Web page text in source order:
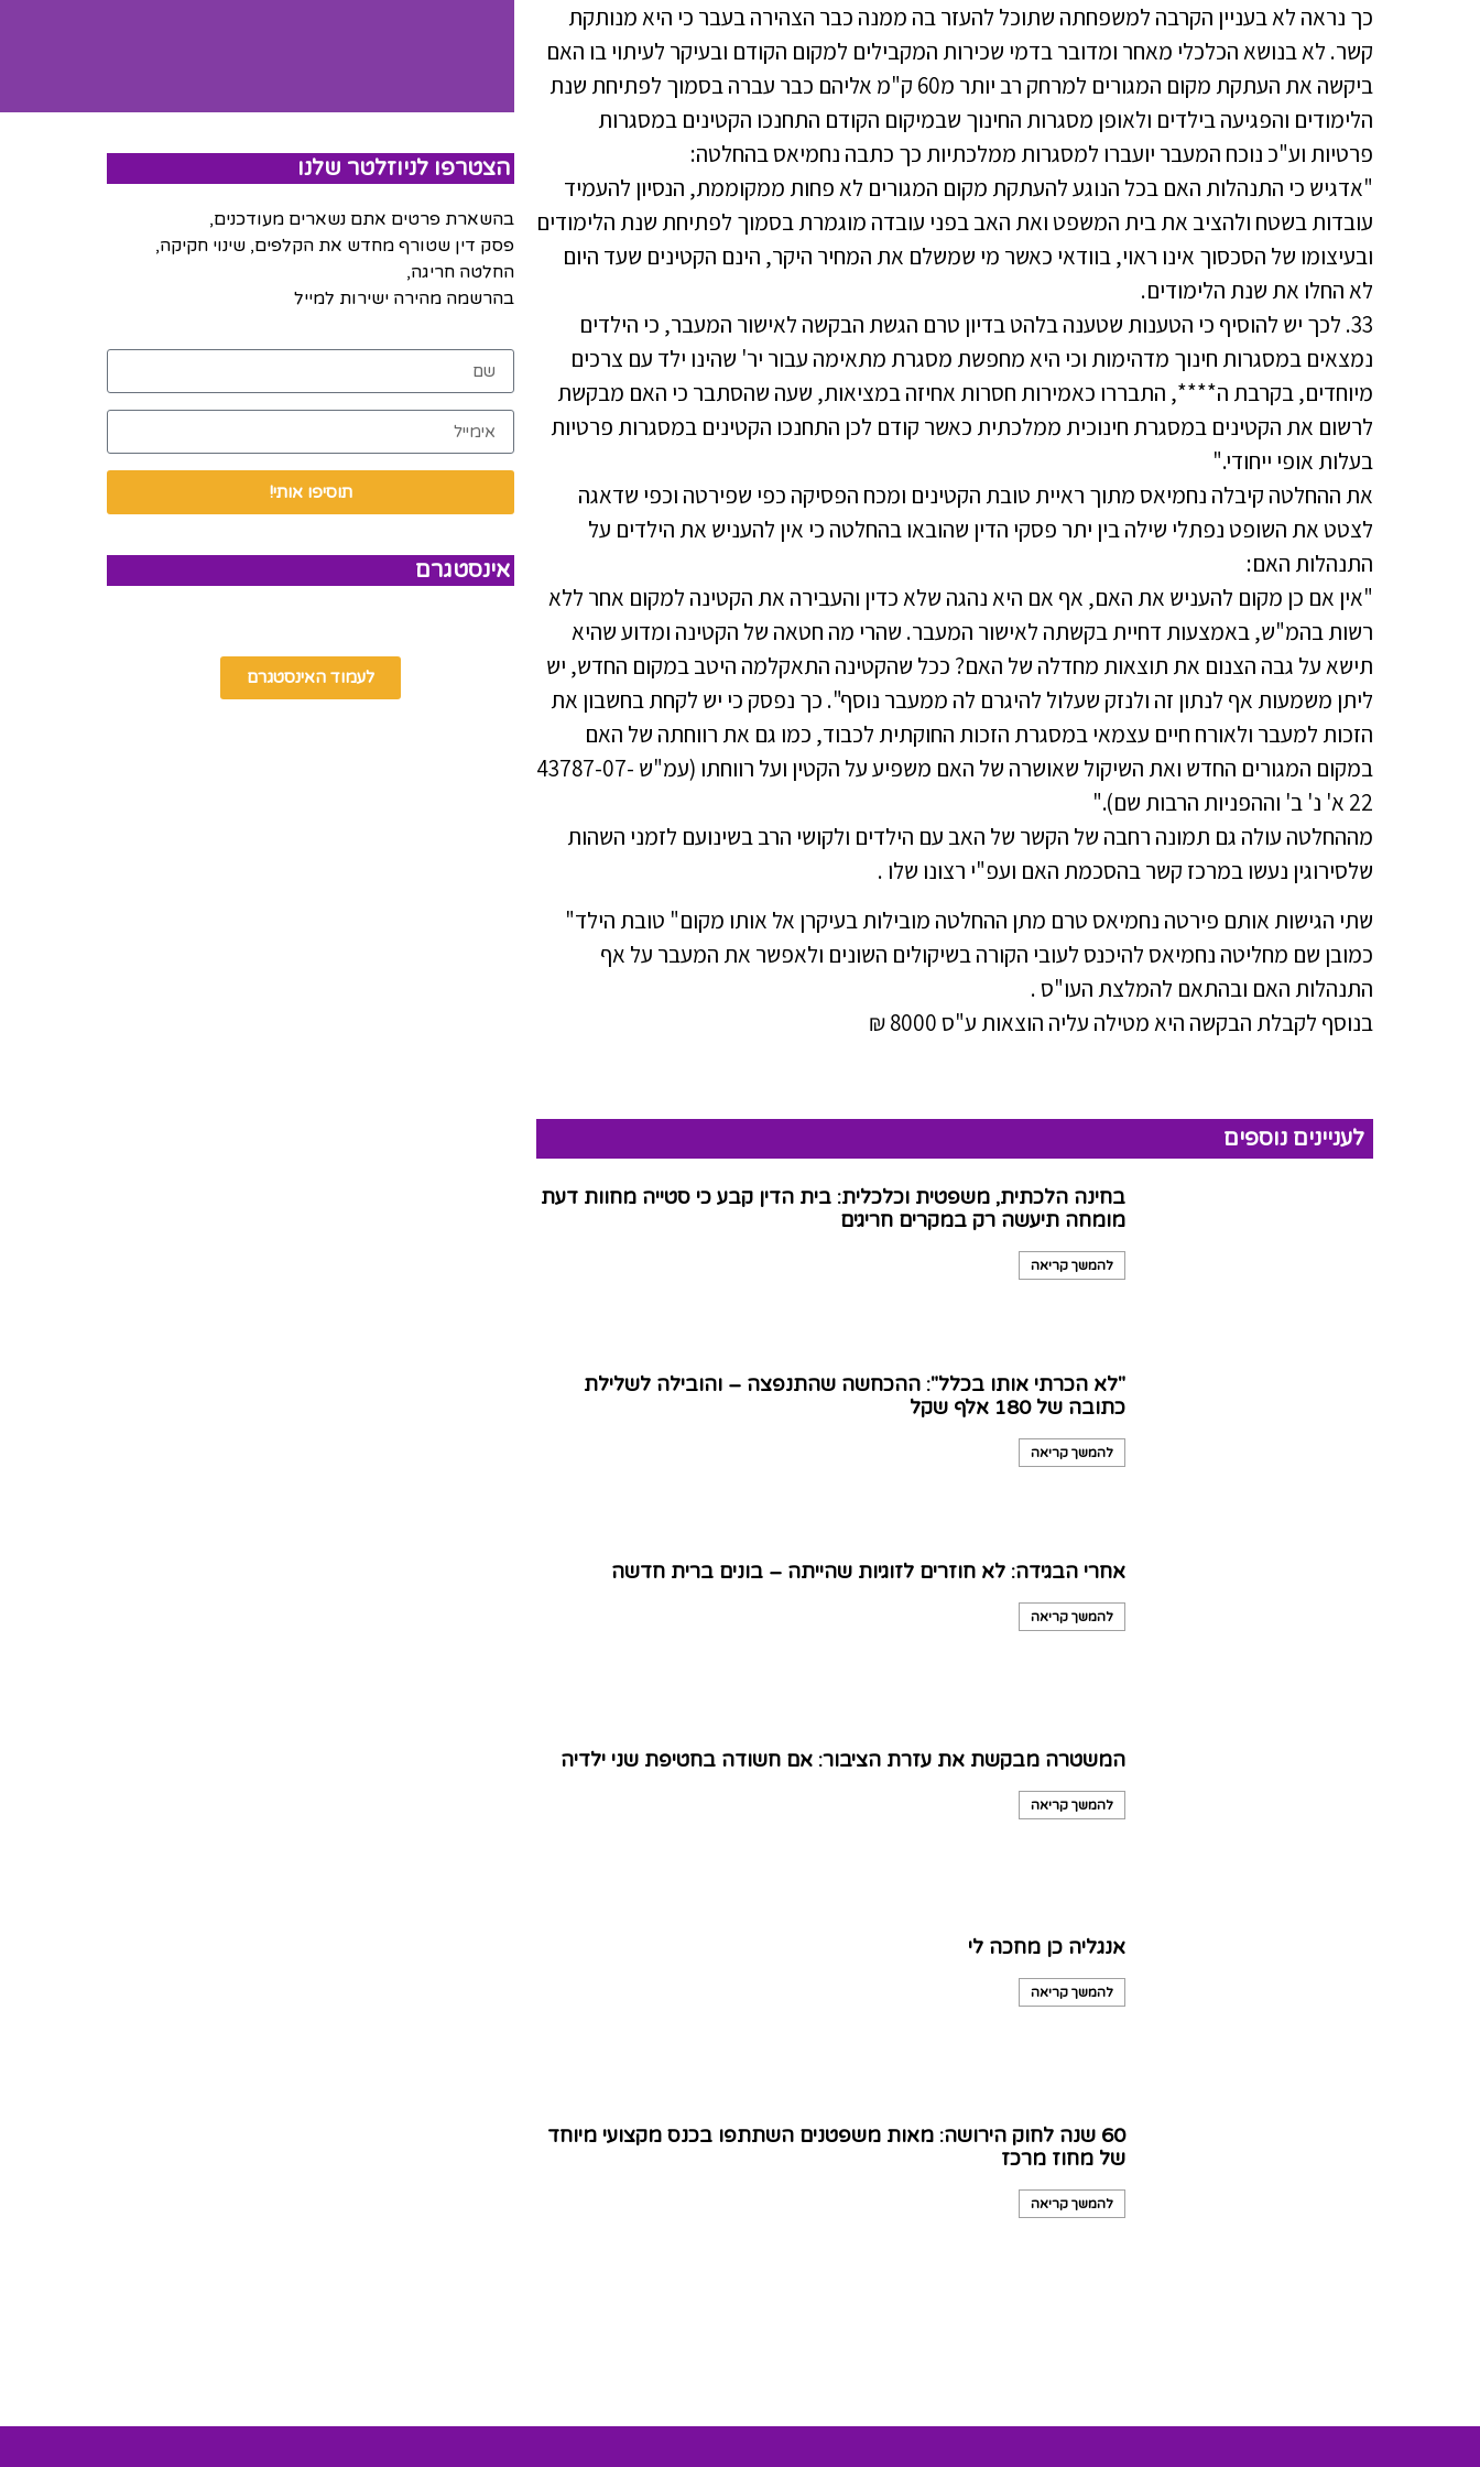
כך נראה לא בעניין הקרבה למשפחתה שתוכל להעזר בה ממנה כבר הצהירה בעבר כי היא מנותקת
קשר. לא בנושא הכלכלי מאחר ומדובר בדמי שכירות המקבילים למקום הקודם ובעיקר לעיתוי בו האם
ביקשה את העתקת מקום המגורים למרחק רב יותר מ60 ק"מ אליהם כבר עברה בסמוך לפתיחת שנת
הלימודים והפגיעה בילדים ולאופן מסגרות החינוך שבמיקום הקודם התחנכו הקטינים במסגרות
פרטיות וע"כ נוכח המעבר יועברו למסגרות ממלכתיות כך כתבה נחמיאס בהחלטה:
"אדגיש כי התנהלות האם בכל הנוגע להעתקת מקום המגורים לא פחות ממקוממת, הנסיון להעמיד
עובדות בשטח ולהציב את בית המשפט ואת האב בפני עובדה מוגמרת בסמוך לפתיחת שנת הלימודים
ובעיצומו של הסכסוך אינו ראוי, בוודאי כאשר מי שמשלם את המחיר היקר, הינם הקטינים שעד היום
לא החלו את שנת הלימודים.
33. לכך יש להוסיף כי הטענות שטענה בלהט בדיון טרם הגשת הבקשה לאישור המעבר, כי הילדים
נמצאים במסגרות חינוך מדהימות וכי היא מחפשת מסגרת מתאימה עבור יר' שהינו ילד עם צרכים
מיוחדים, בקרבת ה****, התבררו כאמירות חסרות אחיזה במציאות, שעה שהסתבר כי האם מבקשת
לרשום את הקטינים במסגרת חינוכית ממלכתית כאשר קודם לכן התחנכו הקטינים במסגרות פרטיות
בעלות אופי ייחודי."
את ההחלטה קיבלה נחמיאס מתוך ראיית טובת הקטינים ומכח הפסיקה כפי שפירטה וכפי שדאגה
לצטט את השופט נפתלי שילה בין יתר פסקי הדין שהובאו בהחלטה כי אין להעניש את הילדים על
התנהלות האם:
"אין אם כן מקום להעניש את האם, אף אם היא נהגה שלא כדין והעבירה את הקטינה למקום אחר ללא
רשות בהמ"ש, באמצעות דחיית בקשתה לאישור המעבר. שהרי מה חטאה של הקטינה ומדוע שהיא
תישא על גבה הצנום את תוצאות מחדלה של האם? ככל שהקטינה התאקלמה היטב במקום החדש, יש
ליתן משמעות אף לנתון זה ולנזק שעלול להיגרם לה ממעבר נוסף". כך נפסק כי יש לקחת בחשבון את
הזכות למעבר ולאורח חיים עצמאי במסגרת הזכות החוקתית לכבוד, כמו גם את רווחתה של האם
במקום המגורים החדש ואת השיקול שאושרה של האם משפיע על הקטין ועל רווחתו (עמ"ש 43787-07-
22 א' נ' ב' וההפניות הרבות שם)."
מההחלטה עולה גם תמונה רחבה של הקשר של האב עם הילדים ולקושי הרב בשינועם לזמני השהות
שלסירוגין נעשו במרכז קשר בהסכמת האם ועפ"י רצונו שלו .
שתי הגישות אותם פירטה נחמיאס טרם מתן ההחלטה מובילות בעיקרן אל אותו מקום" טובת הילד"
כמובן שם מחליטה נחמיאס להיכנס לעובי הקורה בשיקולים השונים ולאפשר את המעבר על אף
התנהלות האם ובהתאם להמלצת העו"ס .
בנוסף לקבלת הבקשה היא מטילה עליה הוצאות ע"ס 8000 ₪
לעניינים נוספים
בחינה הלכתית, משפטית וכלכלית: בית הדין קבע כי סטייה מחוות דעת
מומחה תיעשה רק במקרים חריגים
להמשך קריאה
"לא הכרתי אותו בכלל": ההכחשה שהתנפצה – והובילה לשלילת
כתובה של 180 אלף שקל
להמשך קריאה
אחרי הבגידה: לא חוזרים לזוגיות שהייתה – בונים ברית חדשה
להמשך קריאה
המשטרה מבקשת את עזרת הציבור: אם חשודה בחטיפת שני ילדיה
להמשך קריאה
אנגליה כן מחכה לי
להמשך קריאה
60 שנה לחוק הירושה: מאות משפטנים השתתפו בכנס מקצועי מיוחד
של מחוז מרכז
להמשך קריאה
הצטרפו לניוזלטר שלנו
בהשארת פרטים אתם נשארים מעודכנים,
פסק דין שטורף מחדש את הקלפים, שינוי חקיקה,
החלטה חריגה,
בהרשמה מהירה ישירות למייל
תוסיפו אותי!
אינסטגרם
לעמוד האינסטגרם